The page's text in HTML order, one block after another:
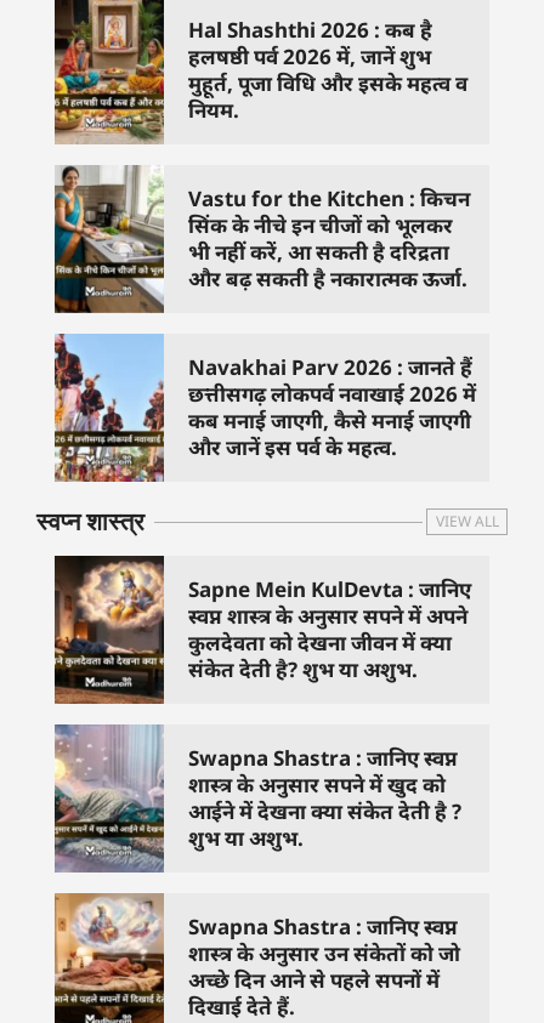
Hal Shashthi 2026 : कब है
हलषष्ठी पर्व 2026 में, जानें शुभ
मुहूर्त, पूजा विधि और इसके महत्व व
नियम.
Vastu for the Kitchen : किचन
सिंक के नीचे इन चीजों को भूलकर
भी नहीं करें, आ सकती है दरिद्रता
और बढ़ सकती है नकारात्मक ऊर्जा.
Navakhai Parv 2026 : जानते हैं
छत्तीसगढ़ लोकपर्व नवाखाई 2026 में
कब मनाई जाएगी, कैसे मनाई जाएगी
और जानें इस पर्व के महत्व.
स्वप्न शास्त्र VIEW ALL
Sapne Mein KulDevta : जानिए
स्वप्न शास्त्र के अनुसार सपने में अपने
कुलदेवता को देखना जीवन में क्या
संकेत देती है? शुभ या अशुभ.
Swapna Shastra : जानिए स्वप्न
शास्त्र के अनुसार सपने में खुद को
आईने में देखना क्या संकेत देती है ?
शुभ या अशुभ.
Swapna Shastra : जानिए स्वप्न
शास्त्र के अनुसार उन संकेतों को जो
अच्छे दिन आने से पहले सपनों में
दिखाई देते हैं.